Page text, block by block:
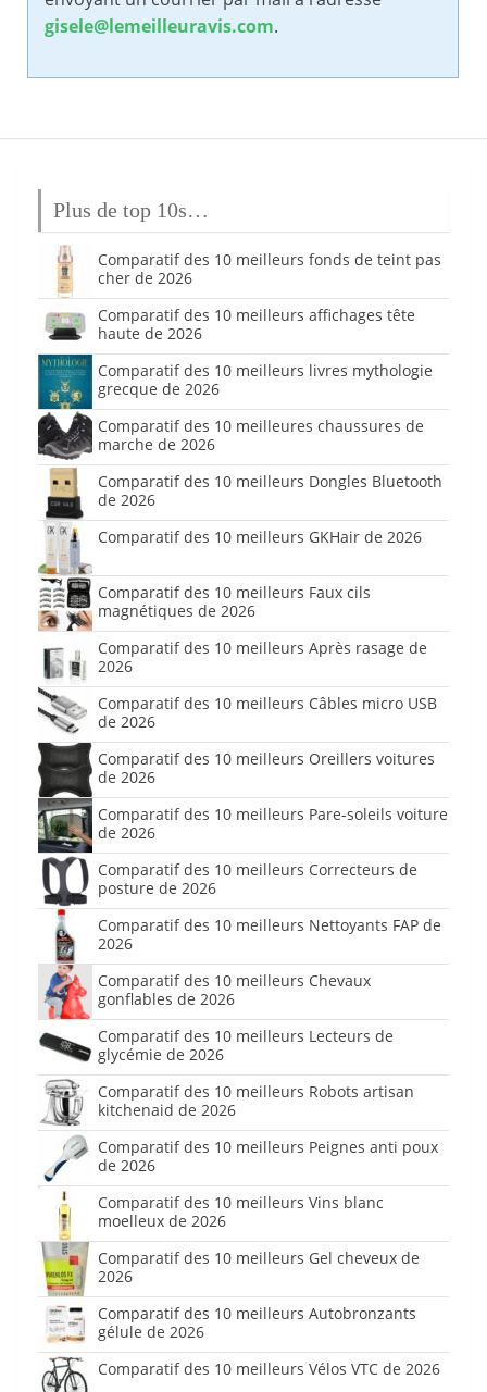
gisele@lemeilleuravis.com.
Plus de top 10s…
Comparatif des 10 meilleurs fonds de teint pas
cher de 2026
Comparatif des 10 meilleurs affichages tête
haute de 2026
Comparatif des 10 meilleurs livres mythologie
grecque de 2026
Comparatif des 10 meilleures chaussures de
marche de 2026
Comparatif des 10 meilleurs Dongles Bluetooth
de 2026
Comparatif des 10 meilleurs GKHair de 2026
Comparatif des 10 meilleurs Faux cils
magnétiques de 2026
Comparatif des 10 meilleurs Après rasage de
2026
Comparatif des 10 meilleurs Câbles micro USB
de 2026
Comparatif des 10 meilleurs Oreillers voitures
de 2026
Comparatif des 10 meilleurs Pare-soleils voiture
de 2026
Comparatif des 10 meilleurs Correcteurs de
posture de 2026
Comparatif des 10 meilleurs Nettoyants FAP de
2026
Comparatif des 10 meilleurs Chevaux
gonflables de 2026
Comparatif des 10 meilleurs Lecteurs de
glycémie de 2026
Comparatif des 10 meilleurs Robots artisan
kitchenaid de 2026
Comparatif des 10 meilleurs Peignes anti poux
de 2026
Comparatif des 10 meilleurs Vins blanc
moelleux de 2026
Comparatif des 10 meilleurs Gel cheveux de
2026
Comparatif des 10 meilleurs Autobronzants
gélule de 2026
Comparatif des 10 meilleurs Vélos VTC de 2026